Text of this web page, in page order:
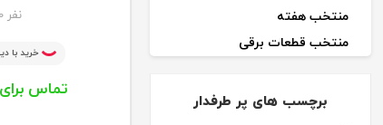
0 نفر
خرید با
تماس
منتخب هفته
منتخب قطعات برقی
قطعات کولر
برچسب های پر طرفدار